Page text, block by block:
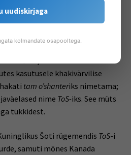
šoti jalaväelased 1915.
kasutusele khakivärvilise
tam o’shanteriks nimetama;
nime ToS-iks. See müts
tükkidest.
Šoti rügemendis ToS-i
samuti mõnes Kanada
uudiskirjaga
kolmandate osapooltega.